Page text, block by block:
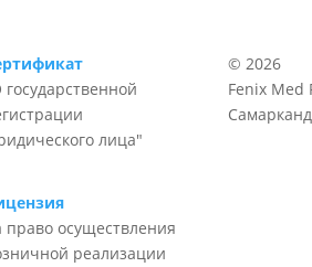
лица"
право осуществления
реализации
© 2026
Fenix Med
Самарканд